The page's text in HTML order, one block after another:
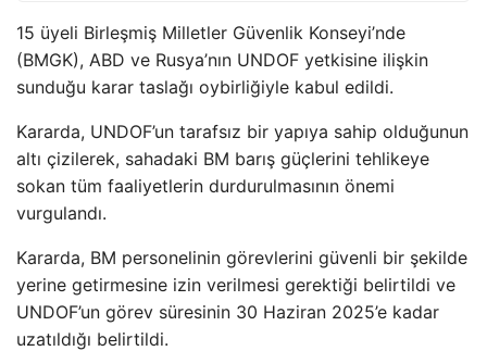
15 üyeli Birleşmiş Milletler Güvenlik Konseyi’nde
(BMGK), ABD ve Rusya’nın UNDOF yetkisine ilişkin
sunduğu karar taslağı oybirliğiyle kabul edildi.
Kararda, UNDOF’un tarafsız bir yapıya sahip olduğunun
altı çizilerek, sahadaki BM barış güçlerini tehlikeye
sokan tüm faaliyetlerin durdurulmasının önemi
vurgulandı.
Kararda, BM personelinin görevlerini güvenli bir şekilde
yerine getirmesine izin verilmesi gerektiği belirtildi ve
UNDOF’un görev süresinin 30 Haziran 2025’e kadar
uzatıldığı belirtildi.